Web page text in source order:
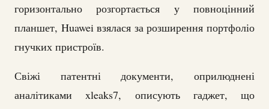
горизонтально розгортається у повноцінний
планшет, Huawei взялася за розширення портфоліо
гнучких пристроїв.
Свіжі патентні документи, оприлюднені
аналітиками xleaks7, описують гаджет, що